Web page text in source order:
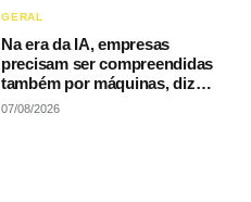
GERAL
Na era da IA, empresas
precisam ser compreendidas
também por máquinas, diz
LAQI
07/08/2026